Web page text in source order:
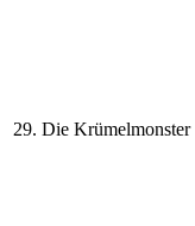
29. Die Krümelmonster